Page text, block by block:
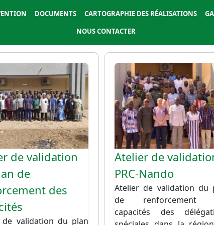
DOCUMENTS CARTOGRAPHIE DES RÉALISATIONS
NOUS CONTACTER
de validation
de
des
de validation du plan
Image
Atelier de
PRC-Nando
Atelier de validation du
de renforcement
capacités des